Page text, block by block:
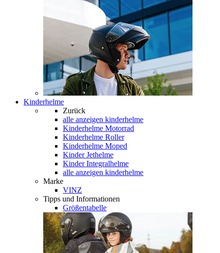
Kinderhelme
Zurück
alle anzeigen kinderhelme
Kinderhelme Motorrad
Kinderhelme Roller
Kinderhelme Moped
Kinder Jethelme
Kinder Integralhelme
alle anzeigen kinderhelme
Marke
VINZ
Tipps und Informationen
Größentabelle